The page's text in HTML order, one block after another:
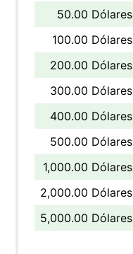
50.00 Dólares
100.00 Dólares
200.00 Dólares
300.00 Dólares
400.00 Dólares
500.00 Dólares
1,000.00 Dólares
2,000.00 Dólares
5,000.00 Dólares